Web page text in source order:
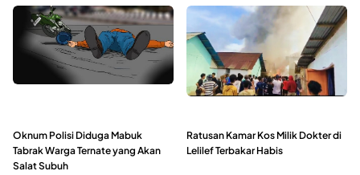
Oknum Polisi Diduga Mabuk
Tabrak Warga Ternate yang Akan
Salat Subuh
Ratusan Kamar Kos Milik Dokter di
Lelilef Terbakar Habis